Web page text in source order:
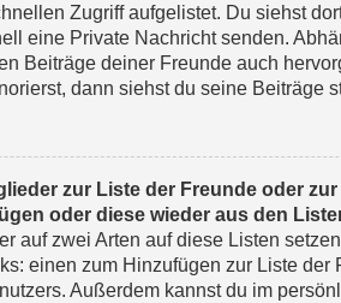
Zugriff aufgelistet. Du siehst
eine Private Nachricht senden.
Beiträge deiner Freunde auch
dann siehst du seine Beiträge
zur Liste der Freunde oder
oder diese wieder aus den
auf zwei Arten auf diese Listen
einen zum Hinzufügen zur Liste der
Außerdem kannst du im